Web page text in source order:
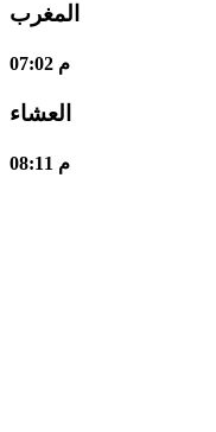
المغرب
07:02 م
العشاء
08:11 م